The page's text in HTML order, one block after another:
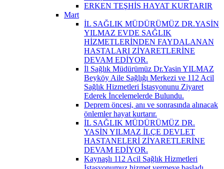
ERKEN TEŞHİS HAYAT KURTARIR
Mart
İL SAĞLIK MÜDÜRÜMÜZ DR.YASİN
YILMAZ EVDE SAĞLIK
HİZMETLERİNDEN FAYDALANAN
HASTALARI ZİYARETLERİNE
DEVAM EDİYOR.
İl Sağlık Müdürümüz Dr.Yasin YILMAZ
Beyköy Aile Sağlığı Merkezi ve 112 Acil
Sağlık Hizmetleri İstasyonunu Ziyaret
Ederek İncelemelerde Bulundu.
Deprem öncesi, anı ve sonrasında alınacak
önlemler hayat kurtarır.
İL SAĞLIK MÜDÜRÜMÜZ DR.
YASİN YILMAZ İLÇE DEVLET
HASTANELERİ ZİYARETLERİNE
DEVAM EDİYOR.
Kaynaşlı 112 Acil Sağlık Hizmetleri